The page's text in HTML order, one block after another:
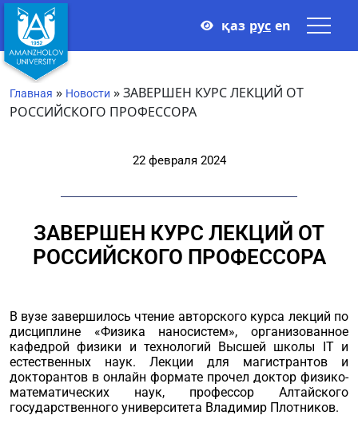
қаз рус en
Главная » Новости »ЗАВЕРШЕН КУРС ЛЕКЦИЙ ОТ
РОССИЙСКОГО ПРОФЕССОРА
22 февраля 2024
ЗАВЕРШЕН КУРС ЛЕКЦИЙ ОТ
РОССИЙСКОГО ПРОФЕССОРА
В вузе завершилось чтение авторского курса лекций по
дисциплине «Физика наносистем», организованное
кафедрой физики и технологий Высшей школы IT и
естественных наук. Лекции для магистрантов и
докторантов в онлайн формате прочел доктор физико-
математических наук, профессор Алтайского
государственного университета Владимир Плотников.